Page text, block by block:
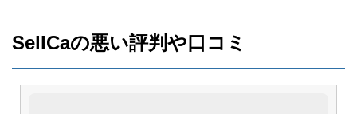
です。
SellCaの悪い評判や口コミ